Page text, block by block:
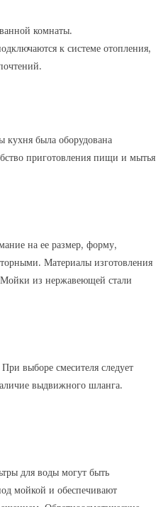
комнаты.
к системе отопления,
кухня была оборудована
приготовления пищи и мытья
на ее размер, форму,
Материалы изготовления
из нержавеющей стали
выборе смесителя следует
выдвижного шланга.
для воды могут быть
мойкой и обеспечивают